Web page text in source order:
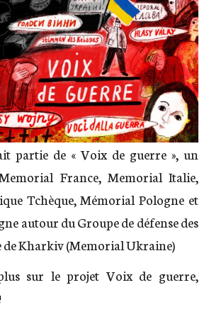
partie de « Voix de guerre », un
France, Memorial Italie,
Tchèque, Mémorial Pologne et
autour du Groupe de défense des
de Kharkiv (Memorial Ukraine)
sur le projet Voix de guerre,